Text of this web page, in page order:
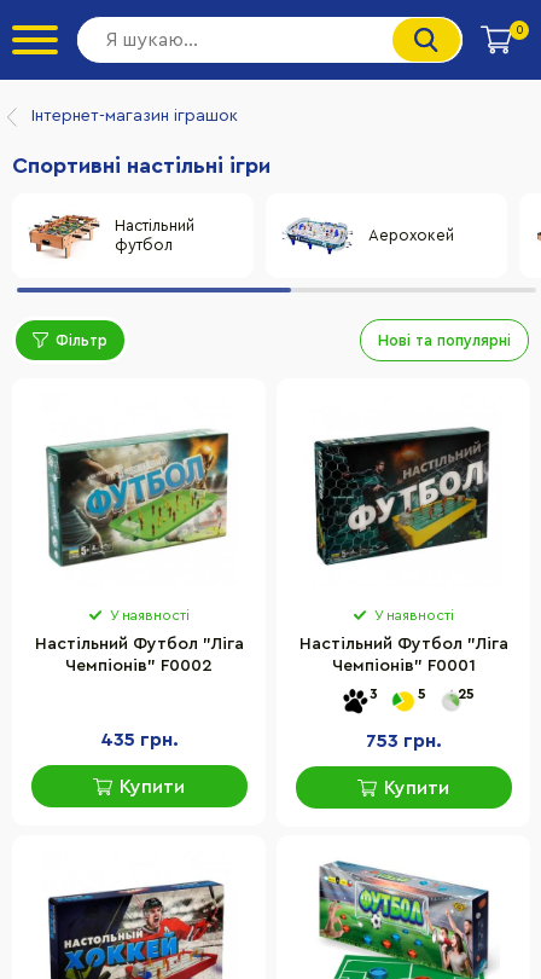
0
Інтернет-магазин іграшок
Спортивні настільні ігри
Настільний
футбол
Аерохокей
Фільтр Нові та популярні
У наявності
Настільний Футбол "Ліга
Чемпіонів" F0002
435 грн.
Купити
У наявності
Настільний Футбол "Ліга
Чемпіонів" F0001
3 5 25
753 грн.
Купити